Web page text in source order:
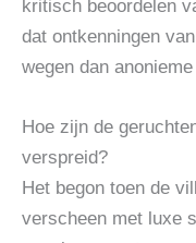
kritisch beoordelen
dat ontkenningen
wegen dan
Hoe zijn de
verspreid?
Het begon toen de
verscheen met luxe